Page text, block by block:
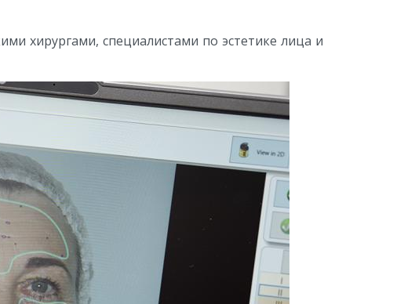
хирургами, специалистами по эстетике лица и